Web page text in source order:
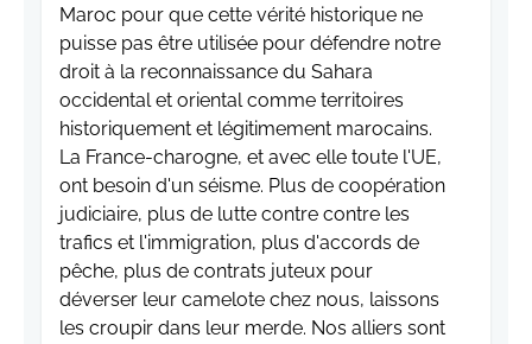
Maroc pour que cette vérité historique ne
puisse pas être utilisée pour défendre notre
droit à la reconnaissance du Sahara
occidental et oriental comme territoires
historiquement et légitimement marocains.
La France-charogne, et avec elle toute l'UE,
ont besoin d'un séisme. Plus de coopération
judiciaire, plus de lutte contre contre les
trafics et l'immigration, plus d'accords de
pêche, plus de contrats juteux pour
déverser leur camelote chez nous, laissons
les croupir dans leur merde. Nos alliers sont